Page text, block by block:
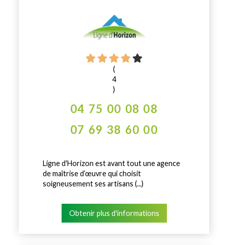
(
4
)
04 75 00 08 08
07 69 38 60 00
Ligne d'Horizon est avant tout une agence
de maîtrise d’œuvre qui choisit
soigneusement ses artisans (...)
Obtenir plus d'informations